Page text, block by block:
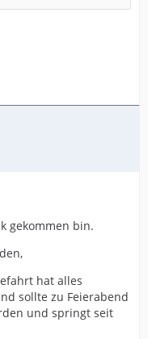
gekommen bin.
hat alles
sollte zu Feierabend
und springt seit